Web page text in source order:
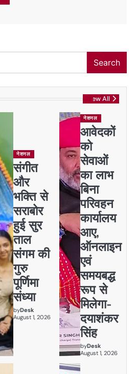
Search
View All
नेशनल
संगीत
और
भक्ति से
सराबोर
हुई सुर
ताल
संगम की
गुरु
पूर्णिमा
संध्या
byDesk
August 1, 2026
नेशनल
आवेदकों
को
सेवाओं
का लाभ
बिना
परिवहन
कार्यालय
आए,
ऑनलाइन
एवं
समयबद्ध
रूप से
मिलेगा-
दयाशंकर
सिंह
byDesk
August 1, 2026